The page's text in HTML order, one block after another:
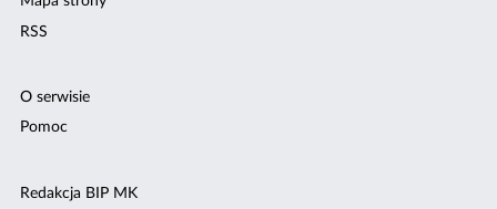
RSS
O serwisie
Pomoc
Redakcja BIP MK